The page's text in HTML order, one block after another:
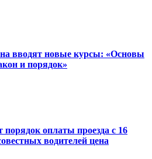
вводят новые курсы: «Основы
и порядок»
оплаты проезда с 16
водителей цена